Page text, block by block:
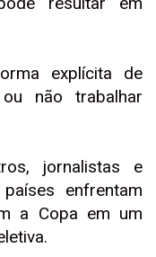
explícita de
não trabalhar
jornalistas e
enfrentam
a Copa em um